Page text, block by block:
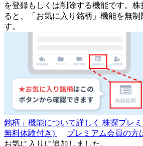
を登録もしくは削除する機能です。 株
ると、「お気に入り銘柄」機能を無制
す。
銘柄」機能について詳しく 株探プレ
無料体験付き)
プレミアム会員の方
お気に入りに追加しました。